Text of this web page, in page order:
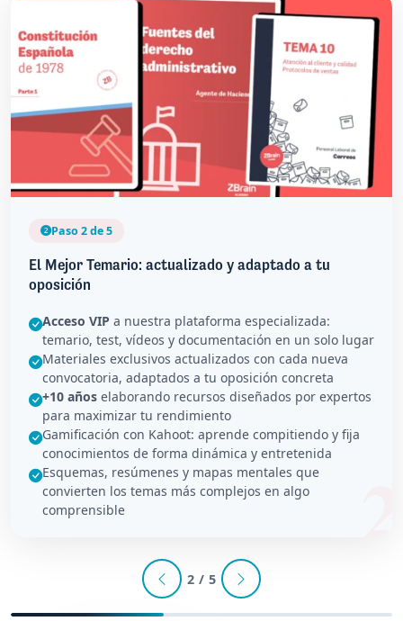
Paso 2 de 5
El Mejor Temario: actualizado y adaptado a tu
oposición
Acceso VIP a nuestra plataforma especializada:
temario, test, vídeos y documentación en un solo lugar
Materiales exclusivos actualizados con cada nueva
convocatoria, adaptados a tu oposición concreta
+10 años elaborando recursos diseñados por expertos
para maximizar tu rendimiento
Gamificación con Kahoot: aprende compitiendo y fija
conocimientos de forma dinámica y entretenida
Esquemas, resúmenes y mapas mentales que
convierten los temas más complejos en algo
comprensible
2 / 5